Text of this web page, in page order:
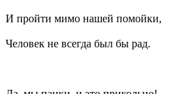
И пройти мимо нашей помойки,
Человек не всегда был бы рад.